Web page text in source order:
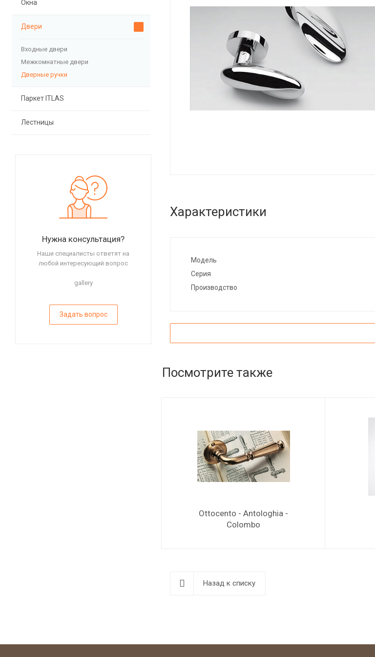
Характеристики
Модель
Серия
Производство
Посмотрите также
Ottocento - Antologhia -
Colombo
Назад к списку
Окна
Двери
Входные двери
Межкомнатные двери
Дверные ручки
Паркет ITLAS
Лестницы
Нужна консультация?
Наши специалисты ответят на
любой интересующий вопрос
gallery
Задать вопрос